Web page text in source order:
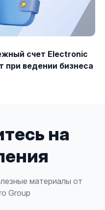
счет Electronic
ведении бизнеса
на
материалы от
Group